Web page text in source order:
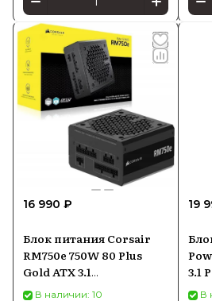
16 990 ₽
Блок питания Corsair
RM750e 750W 80 Plus
Gold ATX 3.1
(CP9020295EU)
В наличии: 10
19
3.1
В